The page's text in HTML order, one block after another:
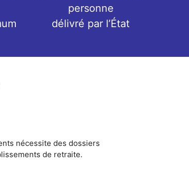
personne
délivré par l’État
nécessite des dossiers
de retraite.